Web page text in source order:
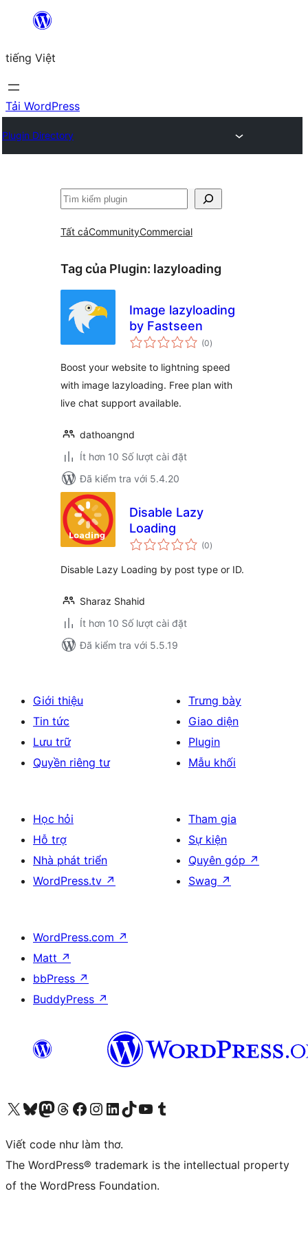
Chuyển
phần
nội
dung
tiếng Việt
Tải WordPress
Plugin Directory
Tìm
Tất cảCommunityCommercial
Tag của Plugin: lazyloading
Image lazyloading
by Fastseen
(0tổng
đánh
)
Boost your website to lightning speed
with image lazyloading. Free plan with
live chat support available.
dathoangnd
Ít hơn 10 Số lượt cài đặt
Đã kiểm tra với 5.4.20
Disable Lazy
Loading
(0tổng
đánh
)
Disable Lazy Loading by post type or ID.
Sharaz Shahid
Ít hơn 10 Số lượt cài đặt
Đã kiểm tra với 5.5.19
Giới thiệu
Tin tức
Lưu trữ
Quyền riêng tư
Trưng bày
Giao diện
Plugin
Mẫu khối
Học hỏi
Hỗ trợ
Nhà phát triển
WordPress.tv ↗
Tham gia
Sự kiện
Quyên góp ↗
Swag ↗
WordPress.com ↗
Matt ↗
bbPress ↗
BuddyPress ↗
Truy cập tài khoản X (trước đây là Twitter) của chúng tôiVisit our Bluesky account
Visit our Mastodon account
Visit our Threads account
Xem trang Facebook của chúng tôiTruy cập tài khoản Instagram của chúng tôiTruy cập tài khoản LinkedIn của chúng tôiVisit our TikTok account
Truy cập kênh YouTube của chúng tôi Visit our Tumblr account
Viết code như làm thơ.
The WordPress® trademark is the intellectual property
of the WordPress Foundation.